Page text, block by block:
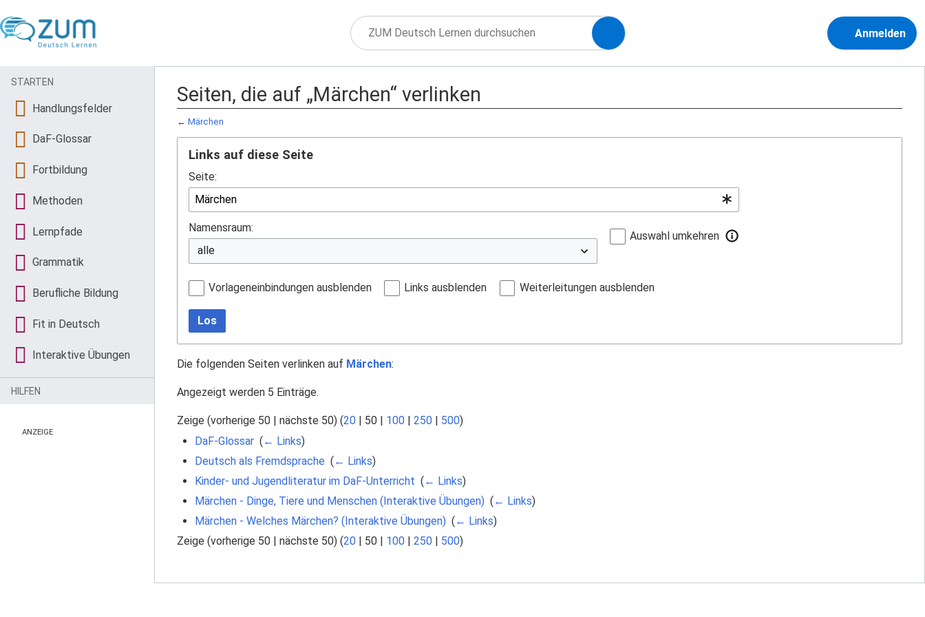
Anmelden
Seiten, die auf „Märchen“ verlinken
← Märchen
Links auf diese Seite
Seite:
Namensraum:
Auswahl umkehren
Vorlageneinbindungen ausblenden Links ausblenden Weiterleitungen ausblenden
Los
Die folgenden Seiten verlinken auf Märchen:
Angezeigt werden 5 Einträge.
Zeige (vorherige 50 nächste 50) (20 50 100 250 500)
DaF-Glossar‎ ( ← Links)
Deutsch als Fremdsprache ( ← Links)
Kinder- und Jugendliteratur im DaF-Unterricht ( ← Links)
Märchen - Dinge, Tiere und Menschen (Interaktive Übungen)‎ ( ← Links)
Märchen - Welches Märchen? (Interaktive Übungen)‎ ( ← Links)
Zeige (vorherige 50 nächste 50) (20 50 100 250 500)
STARTEN
Handlungsfelder
DaF-Glossar
Fortbildung
Methoden
Lernpfade
Grammatik
Berufliche Bildung
Fit in Deutsch
Interaktive Übungen
HILFEN
ANZEIGE